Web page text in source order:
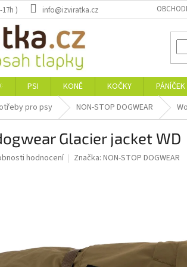
17h ) info@izviratka.cz
PSI KONĚ KOČKY PÁNÍČEK
pro psy NON-STOP DOGWEAR
Glacier jacket WD
hodnocení Značka: NON-STOP DOGWEAR